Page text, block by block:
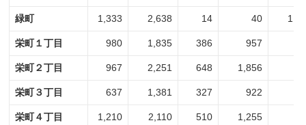
緑町 1,333 2,638 14 40
栄町１丁目 980 1,835 386 957
栄町２丁目 967 2,251 648 1,856
栄町３丁目 637 1,381 327 922
栄町４丁目 1,210 2,110 510 1,255